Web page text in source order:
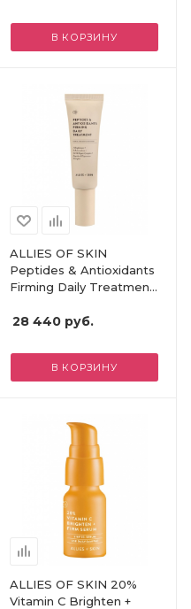
В КОРЗИНУ
ALLIES OF SKIN
Peptides & Antioxidants
Firming Daily Treatment
28 440руб.
В КОРЗИНУ
ALLIES OF SKIN 20%
Vitamin C Brighten +